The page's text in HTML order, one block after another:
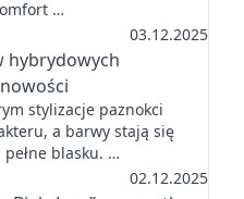
…
03.12.2025
hybrydowych
stylizacje paznokci
a barwy stają się
pełne blasku. …
02.12.2025